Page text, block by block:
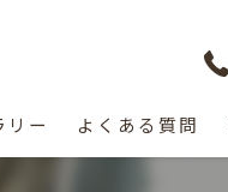
リー よくある質問